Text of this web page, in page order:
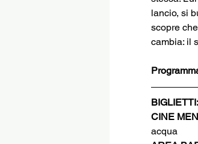
lancio, si
scopre
cambia: il
BIGLIETTI:
CINE
acqua